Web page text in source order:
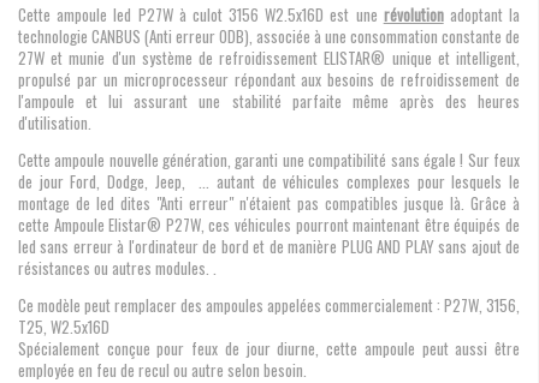
Cette ampoule led P27W à culot 3156 W2.5x16D est une révolutionadoptant la
technologie CANBUS (Anti erreur ODB), associée à une consommation constante de
27W et munie d'un système de refroidissement ELISTAR® unique et intelligent,
propulsé par un microprocesseur répondant aux besoins de refroidissement de
l'ampoule et lui assurant une stabilité parfaite même après des heures
d'utilisation.
Cette ampoule nouvelle génération, garanti une compatibilité sans égale ! Sur feux
de jour Ford, Dodge, Jeep, ... autant de véhicules complexes pour lesquels le
montage de led dites "Anti erreur" n'étaient pas compatibles jusque là. Grâce à
cette Ampoule Elistar® P27W, ces véhicules pourront maintenant être équipés de
led sans erreur à l'ordinateur de bord et de manière PLUG AND PLAY sans ajout de
résistances ou autres modules. .
Ce modèle peut remplacer des ampoules appelées commercialement : P27W, 3156,
T25, W2.5x16D
Spécialement conçue pour feux de jour diurne, cette ampoule peut aussi être
employée en feu de recul ou autre selon besoin.